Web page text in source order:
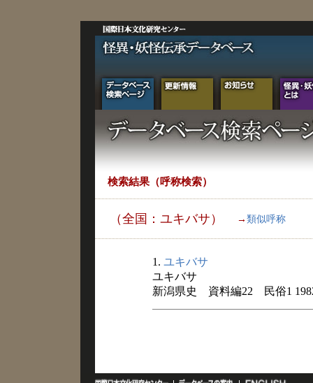
検索結果（呼称検索）
（全国：ユキバサ） → 類似呼称
1. ユキバサ
ユキバサ
新潟県史 資料編22 民俗1